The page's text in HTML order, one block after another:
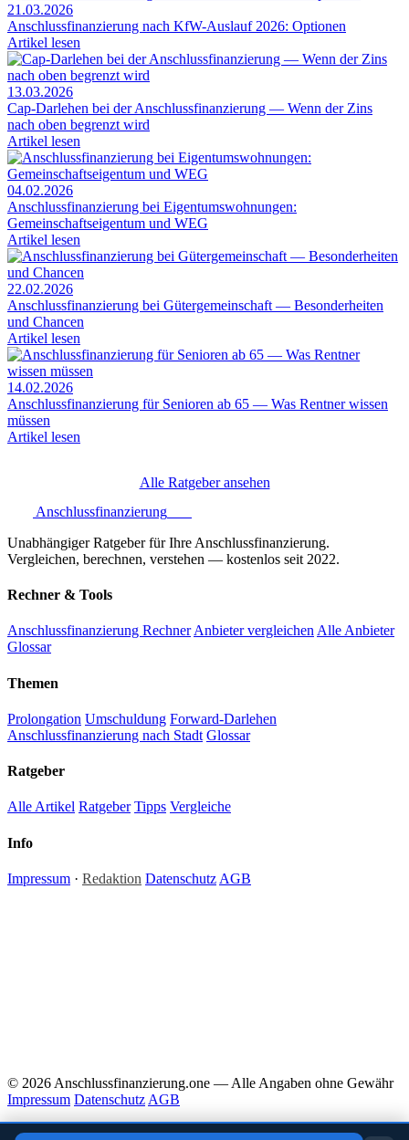
21.03.2026
Anschlussfinanzierung nach KfW-Auslauf 2026: Optionen
Artikel lesen
13.03.2026
Cap-Darlehen bei der Anschlussfinanzierung — Wenn der Zins
nach oben begrenzt wird
Artikel lesen
04.02.2026
Anschlussfinanzierung bei Eigentumswohnungen:
Gemeinschaftseigentum und WEG
Artikel lesen
22.02.2026
Anschlussfinanzierung bei Gütergemeinschaft — Besonderheiten
und Chancen
Artikel lesen
14.02.2026
Anschlussfinanzierung für Senioren ab 65 — Was Rentner wissen
müssen
Artikel lesen
Alle Ratgeber ansehen
Anschlussfinanzierung
Unabhängiger Ratgeber für Ihre Anschlussfinanzierung.
Vergleichen, berechnen, verstehen — kostenlos seit 2022.
Rechner & Tools
Anschlussfinanzierung Rechner Anbieter vergleichen Alle Anbieter
Glossar
Themen
Prolongation Umschuldung Forward-Darlehen
Anschlussfinanzierung nach Stadt Glossar
Ratgeber
Alle Artikel Ratgeber Tipps Vergleiche
Info
Impressum · Redaktion Datenschutz AGB
© 2026 Anschlussfinanzierung.one — Alle Angaben ohne Gewähr
Impressum Datenschutz AGB